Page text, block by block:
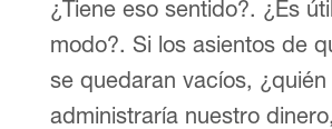
¿Tiene eso sentido?. ¿Es
modo?. Si los asientos de
se quedaran vacíos, ¿quién
administraría nuestro